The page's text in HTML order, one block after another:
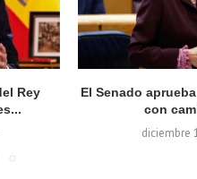
Rey
El Senado
con
diciembre